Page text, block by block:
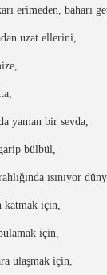
erimeden, baharı
uzat ellerini,
yaman bir sevda,
bülbül,
ısınıyor
katmak için,
için,
ulaşmak için,